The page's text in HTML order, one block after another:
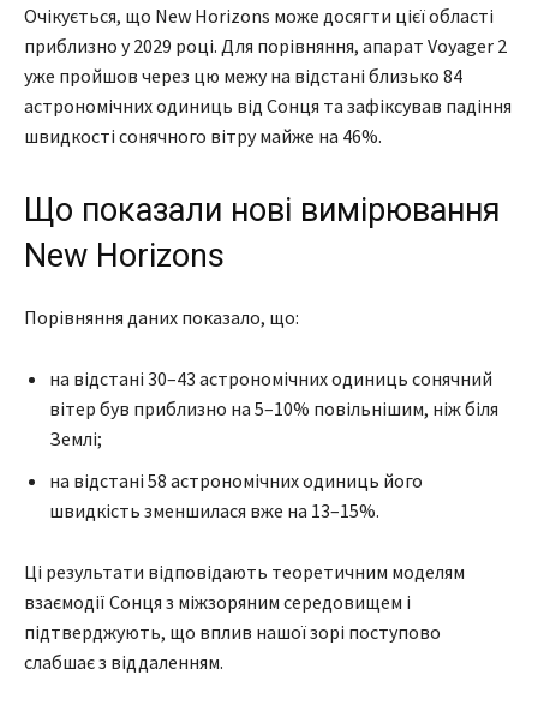
Очікується, що New Horizons може досягти цієї області
приблизно у 2029 році. Для порівняння, апарат Voyager 2
уже пройшов через цю межу на відстані близько 84
астрономічних одиниць від Сонця та зафіксував падіння
швидкості сонячного вітру майже на 46%.
Що показали нові вимірювання
New Horizons
Порівняння даних показало, що:
на відстані 30–43 астрономічних одиниць сонячний
вітер був приблизно на 5–10% повільнішим, ніж біля
Землі;
на відстані 58 астрономічних одиниць його
швидкість зменшилася вже на 13–15%.
Ці результати відповідають теоретичним моделям
взаємодії Сонця з міжзоряним середовищем і
підтверджують, що вплив нашої зорі поступово
слабшає з віддаленням.